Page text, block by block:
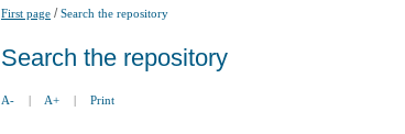
First page /Search the repository
Search the repository
A- | A+ | Print